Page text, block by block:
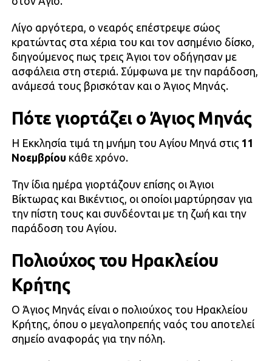
Λίγο αργότερα, ο νεαρός επέστρεψε σώος
κρατώντας στα χέρια του και τον ασημένιο δίσκο,
διηγούμενος πως τρεις Άγιοι τον οδήγησαν με
ασφάλεια στη στεριά. Σύμφωνα με την παράδοση,
ανάμεσά τους βρισκόταν και ο Άγιος Μηνάς.
Πότε γιορτάζει ο Άγιος Μηνάς
Η Εκκλησία τιμά τη μνήμη του Αγίου Μηνά στις 11
Νοεμβρίου κάθε χρόνο.
Την ίδια ημέρα γιορτάζουν επίσης οι Άγιοι
Βίκτωρας και Βικέντιος, οι οποίοι μαρτύρησαν για
την πίστη τους και συνδέονται με τη ζωή και την
παράδοση του Αγίου.
Πολιούχος του Ηρακλείου
Κρήτης
Ο Άγιος Μηνάς είναι ο πολιούχος του Ηρακλείου
Κρήτης, όπου ο μεγαλοπρεπής ναός του αποτελεί
σημείο αναφοράς για την πόλη.